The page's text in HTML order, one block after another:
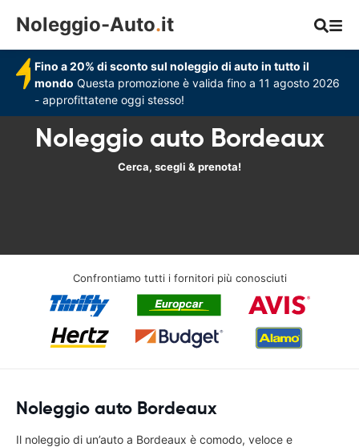
Noleggio-Auto.it
Fino a 20% di sconto sul noleggio di auto in tutto il
mondo Questa promozione è valida fino a 11 agosto 2026
- approfittatene oggi stesso!
Noleggio auto Bordeaux
Cerca, scegli & prenota!
Confrontiamo tutti i fornitori più conosciuti
Noleggio auto Bordeaux
Il noleggio di un’auto a Bordeaux è comodo, veloce e